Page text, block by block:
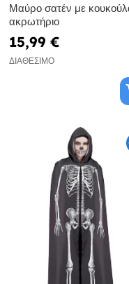
Μαύρο σατέν με
ακρωτήριο
15,99 €
ΔΙΑΘΈΣΙΜΟ